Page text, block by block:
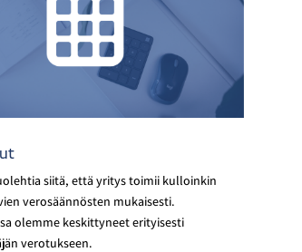
siitä, että yritys toimii kulloinkin
verosäännösten mukaisesti.
olemme keskittyneet erityisesti
verotukseen.